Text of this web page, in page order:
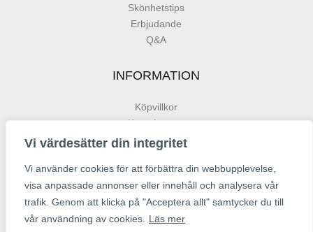
Vi värdesätter din integritet
Vi använder cookies för att förbättra din webbupplevelse,
visa anpassade annonser eller innehåll och analysera vår
trafik. Genom att klicka på "Acceptera allt" samtycker du till
vår användning av cookies.
Läs mer
Skönhetstips
Erbjudande
Q&A
INFORMATION
Köpvillkor
Kontakta oss
Org. nr: 559239-3796